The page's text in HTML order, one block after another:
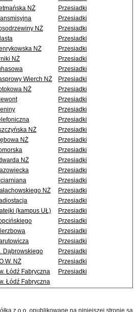
NŻ
Przesiadki
Przesiadki
NŻ
Przesiadki
Przesiadki
NŻ
Przesiadki
NŻ
Przesiadki
Przesiadki
Wierch NŻ
Przesiadki
NŻ
Przesiadki
Przesiadki
Przesiadki
Przesiadki
NŻ
Przesiadki
NŻ
Przesiadki
Przesiadki
NŻ
Przesiadki
Przesiadki
Przesiadki
NŻ
Przesiadki
Przesiadki
(kampus UŁ)
Przesiadki
Przesiadki
Przesiadki
Przesiadki
Dąbrowskiego
Przesiadki
NŻ
Przesiadki
Łódź Fabryczna
Przesiadki
Łódź Fabryczna
z o.o. opublikowane na niniejszej stronie są